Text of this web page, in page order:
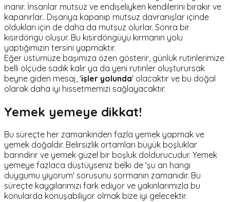
inanır. İnsanlar mutsuz ve endişeliyken kendilerini bırakır ve
kapanırlar.. Dışarıya kapanıp mutsuz davranışlar içinde
oldukları için de daha da mutsuz olurlar. Sonra bir
kısırdöngü oluşur. Bu kısırdöngüyü kırmanın yolu
yaptığımızın tersini yapmaktır.
Eğer üstümüze başımıza özen gösterir, günlük rutinlerimize
belli ölçüde sadık kalır ya da yeni rutinler oluşturursak
beyne giden mesaj, 'işler yolunda' olacaktır ve bu doğal
olarak daha iyi hissetmemizi sağlayacaktır.
Yemek yemeye dikkat!
Bu süreçte her zamankinden fazla yemek yapmak ve
yemek doğaldır. Belirsizlik ortamları büyük boşluklar
barındırır ve yemek güzel bir boşluk doldurucudur. Yemek
yemeye fazlaca düştüyseniz belki de 'şu an hangi
duygumu yiyorum' sorusunu sormanın zamanıdır. Bu
süreçte kaygılarımızı fark ediyor ve yakınlarımızla bu
konularda konuşabiliyor olmak bize iyi gelecektir.